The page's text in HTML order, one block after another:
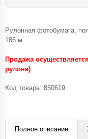
Рулонная фотобумага,
186 м
Продажа
рулона)
Код товара: 850619
Полное описание